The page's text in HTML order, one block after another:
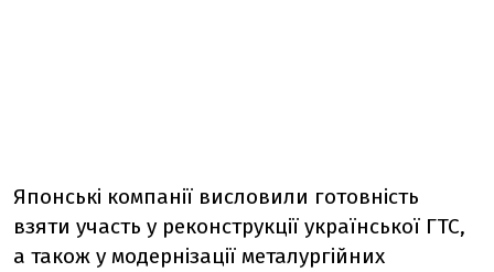
Японські компанії висловили готовність
взяти участь у реконструкції української ГТС,
а також у модернізації металургійних